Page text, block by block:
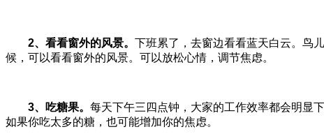
2、看看窗外的风景。 下班累了，去窗边看看蓝天白云。鸟
候，可以看看窗外的风景。可以放松心情，调节焦虑。
3、吃糖果。 每天下午三四点钟，大家的工作效率都会明显
如果你吃太多的糖，也可能增加你的焦虑。